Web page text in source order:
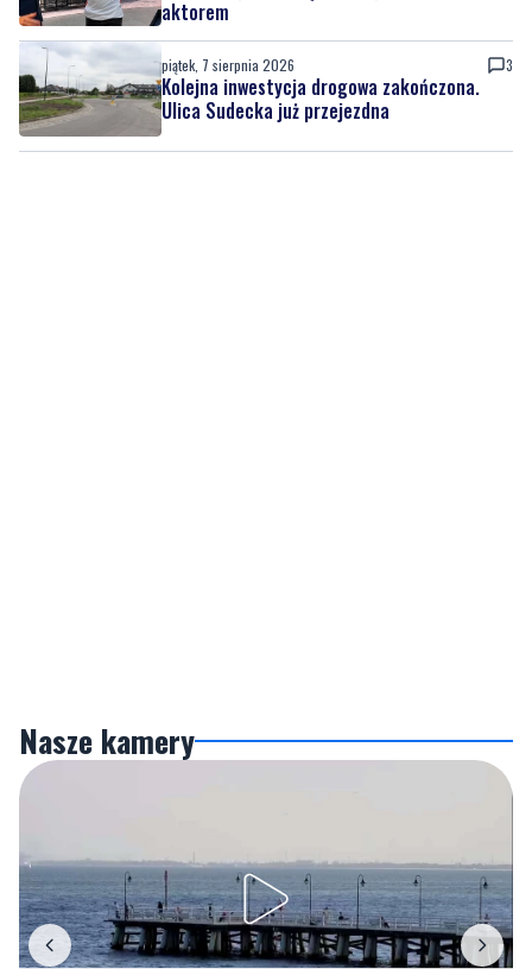
aktorem
piątek, 7 sierpnia 2026 3
Kolejna inwestycja drogowa zakończona.
Ulica Sudecka już przejezdna
Nasze kamery